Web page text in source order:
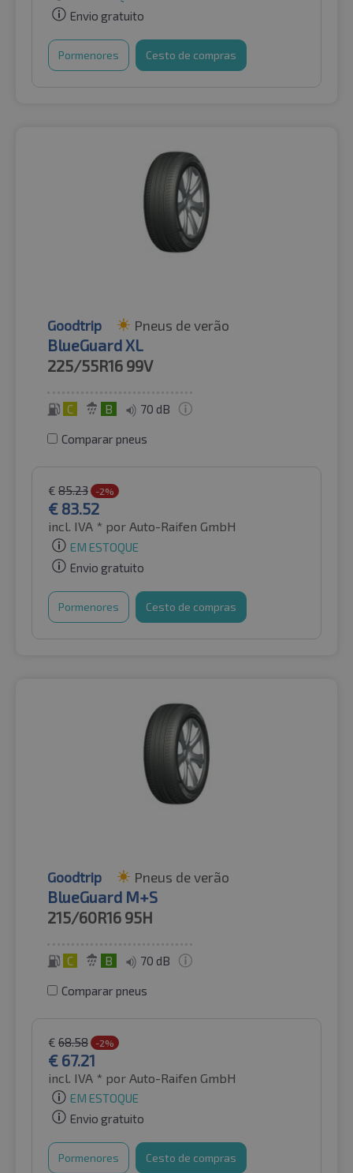
Envio gratuito
Pormenores Cesto de compras
Goodtrip Pneus de verão
BlueGuard XL
225/55R16 99V
C B 70 dB
Comparar pneus
€ 85.23 -2%
€ 83.52
incl. IVA * por Auto-Raifen GmbH
EM ESTOQUE
Envio gratuito
Pormenores Cesto de compras
Goodtrip Pneus de verão
BlueGuard M+S
215/60R16 95H
C B 70 dB
Comparar pneus
€ 68.58 -2%
€ 67.21
incl. IVA * por Auto-Raifen GmbH
EM ESTOQUE
Envio gratuito
Pormenores Cesto de compras